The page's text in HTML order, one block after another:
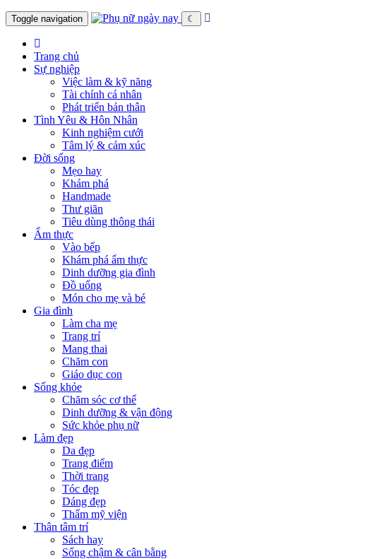
Toggle navigation ☾
Trang chủ
Sự nghiệp
Việc làm & kỹ năng
Tài chính cá nhân
Phát triển bản thân
Tình Yêu & Hôn Nhân
Kinh nghiệm cưới
Tâm lý & cảm xúc
Đời sống
Mẹo hay
Khám phá
Handmade
Thư giãn
Tiêu dùng thông thái
Ẩm thực
Vào bếp
Khám phá ẩm thực
Dinh dưỡng gia đình
Đồ uống
Món cho mẹ và bé
Gia đình
Làm cha mẹ
Trang trí
Mang thai
Chăm con
Giáo dục con
Sống khỏe
Chăm sóc cơ thể
Dinh dưỡng & vận động
Sức khỏe phụ nữ
Làm đẹp
Da đẹp
Trang điểm
Thời trang
Tóc đẹp
Dáng đẹp
Thẩm mỹ viện
Thân tâm trí
Sách hay
Sống chậm & cân bằng